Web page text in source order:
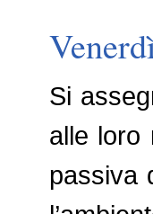
Si
alle loro
passiva